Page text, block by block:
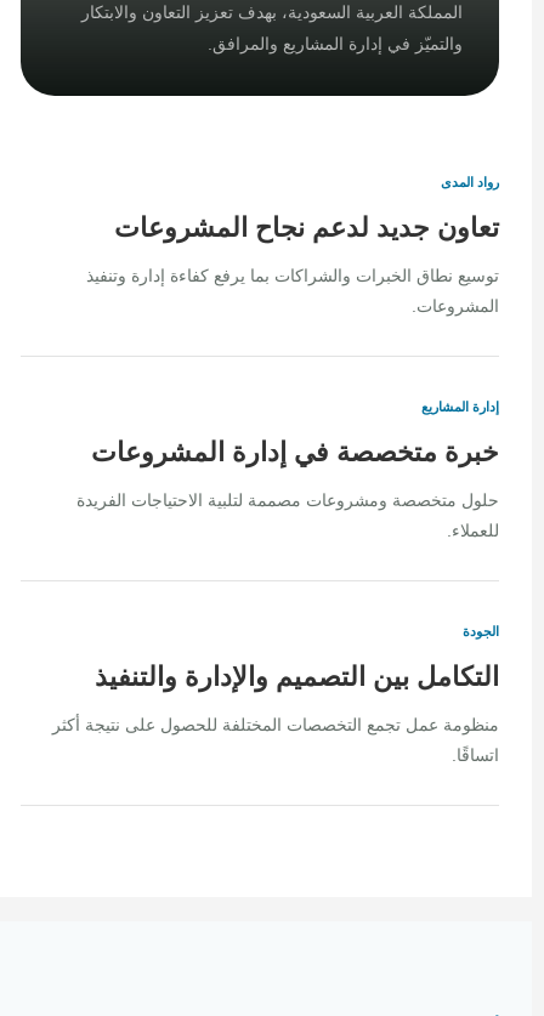
المملكة العربية السعودية، بهدف تعزيز التعاون والابتكار
والتميّز في إدارة المشاريع والمرافق.
رواد المدى
تعاون جديد لدعم نجاح المشروعات
توسيع نطاق الخبرات والشراكات بما يرفع كفاءة إدارة وتنفيذ
المشروعات.
إدارة المشاريع
خبرة متخصصة في إدارة المشروعات
حلول متخصصة ومشروعات مصممة لتلبية الاحتياجات الفريدة
للعملاء.
الجودة
التكامل بين التصميم والإدارة والتنفيذ
منظومة عمل تجمع التخصصات المختلفة للحصول على نتيجة أكثر
اتساقًا.